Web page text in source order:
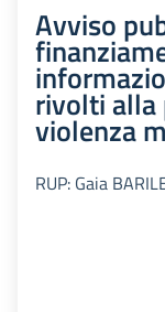
Avviso
rivolti alla
violenza
RUP: Gaia